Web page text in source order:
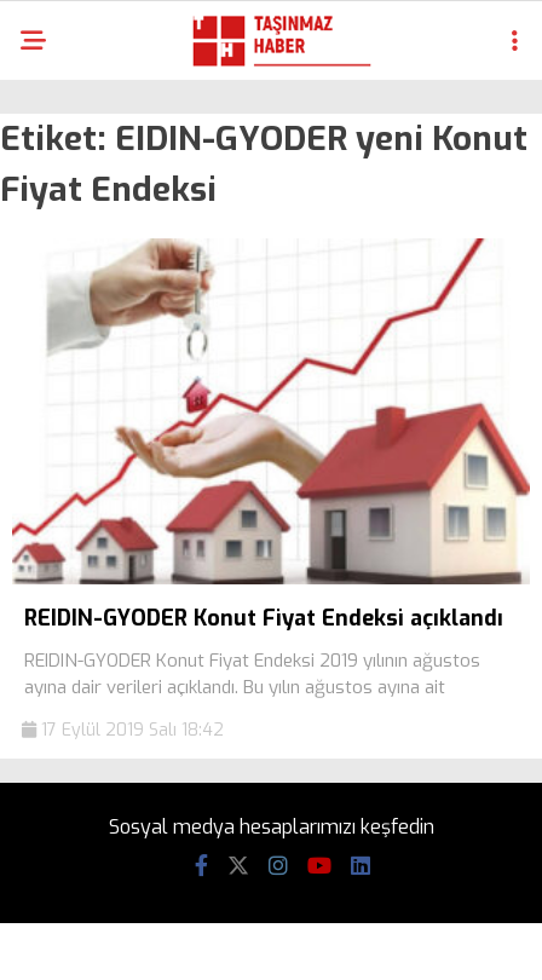
Etiket: EIDIN-GYODER yeni Konut
Fiyat Endeksi
REIDIN-GYODER Konut Fiyat Endeksi açıklandı
REIDIN-GYODER Konut Fiyat Endeksi 2019 yılının ağustos
ayına dair verileri açıklandı. Bu yılın ağustos ayına ait
17 Eylül 2019 Salı 18:42
Sosyal medya hesaplarımızı keşfedin